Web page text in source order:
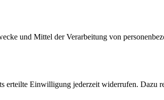
und Mittel der Verarbeitung von
erteilte Einwilligung jederzeit widerrufen. Dazu